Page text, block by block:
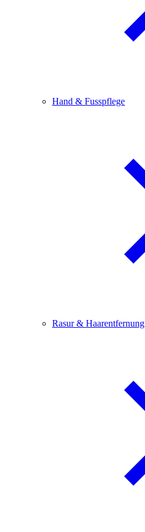
Hand & Fusspflege
Rasur & Haarentfernung